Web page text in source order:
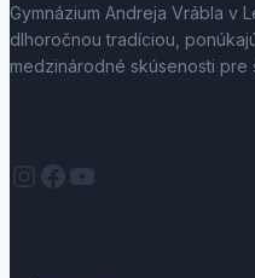
Gymnázium Andreja Vrábla v
dlhoročnou tradíciou,
medzinárodné skúsenosti pre
Instagram
Facebook
YouTube